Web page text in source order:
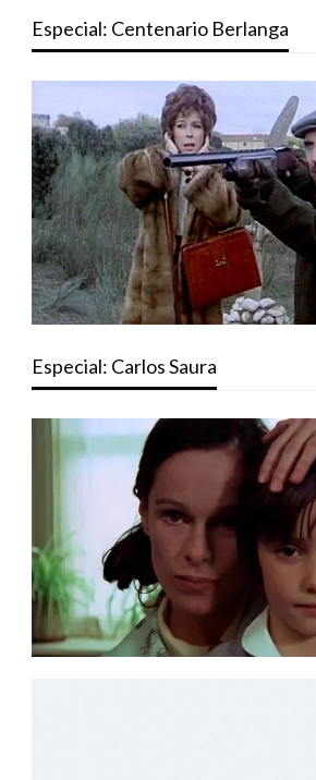
Especial: Centenario Berlanga
Especial: Carlos Saura